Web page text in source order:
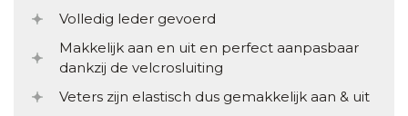
Volledig leder gevoerd
Makkelijk aan en uit en perfect aanpasbaar
dankzij de velcrosluiting
Veters zijn elastisch dus gemakkelijk aan & uit